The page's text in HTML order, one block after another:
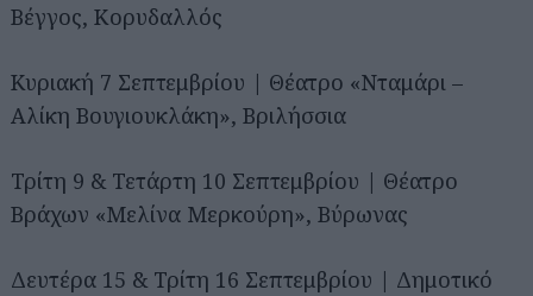
Βέγγος, Κορυδαλλός
Κυριακή 7 Σεπτεμβρίου | Θέατρο «Νταμάρι –
Αλίκη Βουγιουκλάκη», Βριλήσσια
Τρίτη 9 & Τετάρτη 10 Σεπτεμβρίου | Θέατρο
Βράχων «Μελίνα Μερκούρη», Βύρωνας
Δευτέρα 15 & Τρίτη 16 Σεπτεμβρίου | Δημοτικό